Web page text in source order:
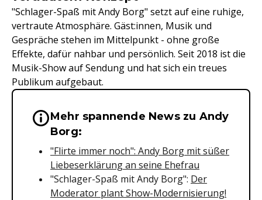
"Schlager-Spaß mit Andy Borg" setzt auf eine ruhige,
vertraute Atmosphäre. Gäst:innen, Musik und
Gespräche stehen im Mittelpunkt - ohne große
Effekte, dafür nahbar und persönlich. Seit 2018 ist die
Musik-Show auf Sendung und hat sich ein treues
Publikum aufgebaut.
Wichtige Hinweise &
Mehr spannende News zu Andy
Borg:
"Flirte immer noch": Andy Borg mit süßer
Liebeserklärung an seine Ehefrau
"Schlager-Spaß mit Andy Borg": Der
Moderator plant Show-Modernisierung!